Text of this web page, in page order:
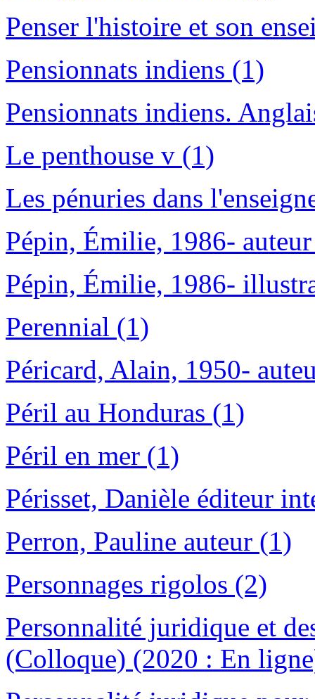
Penser l'histoire et son
Pensionnats indiens (1)
Pensionnats indiens.
Le penthouse v (1)
Les pénuries dans
Pépin, Émilie, 1986-
Pépin, Émilie, 1986-
Perennial (1)
Péricard, Alain, 1950-
Péril au Honduras (1)
Péril en mer (1)
Périsset, Danièle éditeur
Perron, Pauline auteur (1)
Personnages rigolos (2)
Personnalité juridique et
(Colloque) (2020 : En